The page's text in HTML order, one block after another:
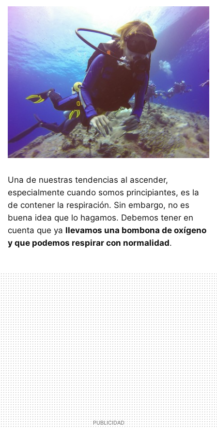
Una de nuestras tendencias al ascender,
especialmente cuando somos principiantes, es la
de contener la respiración. Sin embargo, no es
buena idea que lo hagamos. Debemos tener en
cuenta que ya llevamos una bombona de oxígeno
y que podemos respirar con normalidad.